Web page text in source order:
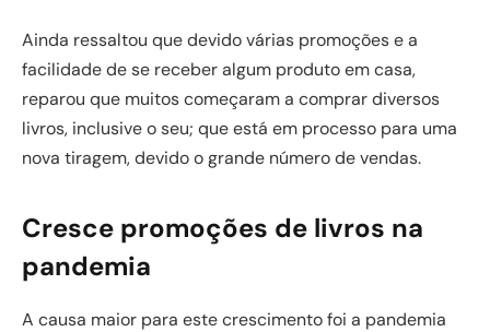
Ainda ressaltou que devido várias promoções e a
facilidade de se receber algum produto em casa,
reparou que muitos começaram a comprar diversos
livros, inclusive o seu; que está em processo para uma
nova tiragem, devido o grande número de vendas.
Cresce promoções de livros na
pandemia
A causa maior para este crescimento foi a pandemia